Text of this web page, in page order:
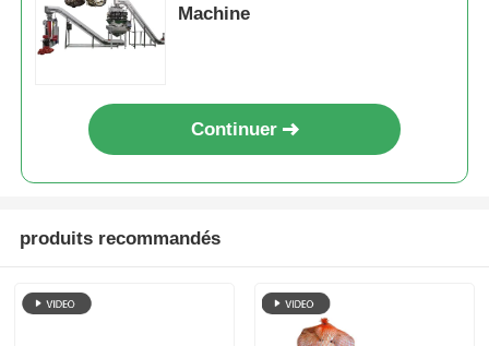
Machine
Continuer
produits recommandés